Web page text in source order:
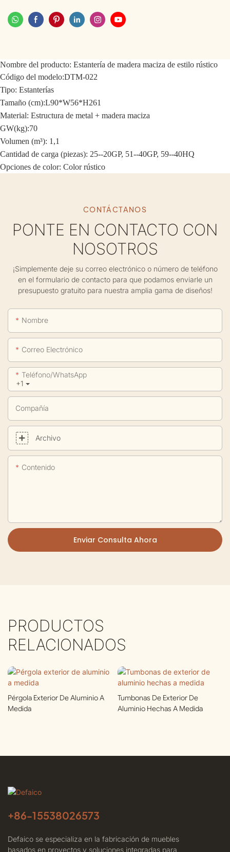
Nombre del producto: Estantería de madera maciza de estilo rústico
Código del modelo:DTM-022
Tipo: Estanterías
Tamaño (cm):L90*W56*H261
Material: Estructura de metal + madera maciza
GW(kg):70
Volumen (m³): 1,1
Cantidad de carga (piezas): 25--20GP, 51--40GP, 59--40HQ
Opciones de color: Color rústico
CONTÁCTANOS
PONTE EN CONTACTO CON
NOSOTROS
¡Simplemente deje su correo electrónico o número de teléfono
en el formulario de contacto para que podamos enviarle un
presupuesto gratuito para nuestra amplia gama de diseños!
Nombre
Correo Electrónico
+1
Teléfono/WhatsApp
Compañía
Archivo
Contenido
Enviar Consulta Ahora
PRODUCTOS
RELACIONADOS
Pérgola Exterior De Aluminio A
Medida
Tumbonas De Exterior De
Aluminio Hechas A Medida
+86-15538026573
Defaico se especializa en la fabricación de muebles
basados ​​en proyectos y soluciones integradas para